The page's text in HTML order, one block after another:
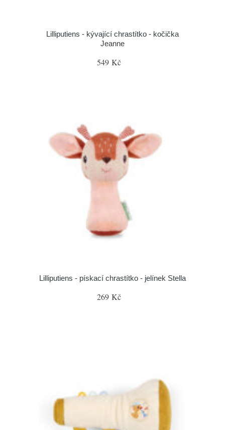
Lilliputiens - kývající chrastítko - kočička
Jeanne
549 Kč
Lilliputiens - pískací chrastítko - jelínek Stella
269 Kč